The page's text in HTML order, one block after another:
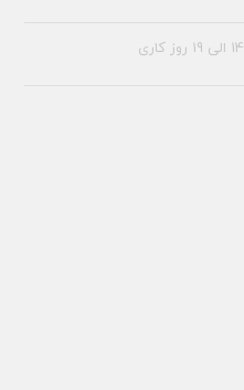
14 الی 19 روز کاری